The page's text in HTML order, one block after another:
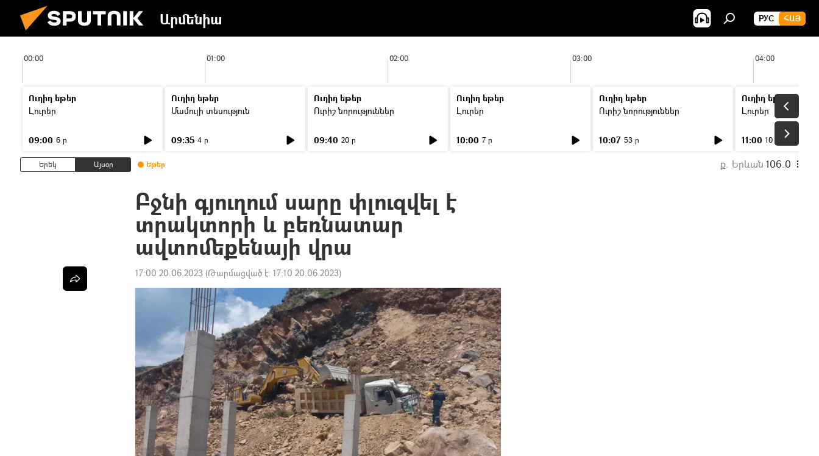
Արմենիա РУС ՀԱՅ
00:00 01:00 02:00 03:00 04:00
Ուղիղ եթեր
Լուրեր
09:00 6 ր
Ուղիղ եթեր
Մամուլի տեսություն
09:35 4 ր
Ուղիղ եթեր
Ուրիշ նորություններ
09:40 20 ր
Ուղիղ եթեր
Լուրեր
10:00 7 ր
Ուղիղ եթեր
Ուրիշ նորություններ
10:07 53 ր
Ուղիղ եթեր
Լուրեր
11:00 10 ր
Երեկ Այսօր Եթեր ք. Երևան 106.0
Բջնի գյուղում սարը փլուզվել է
տրակտորի և բեռնատար
ավտոմեքենայի վրա
17:00 20.06.2023 (Թարմացված է: 17:10 20.06.2023)